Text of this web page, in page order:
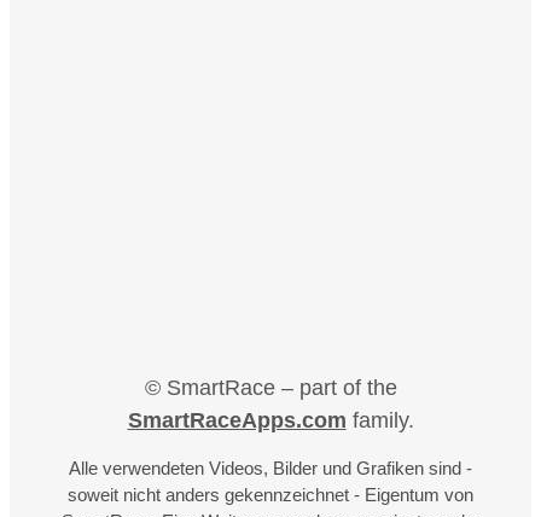
© SmartRace – part of the
SmartRaceApps.com family.
Alle verwendeten Videos, Bilder und Grafiken sind -
soweit nicht anders gekennzeichnet - Eigentum von